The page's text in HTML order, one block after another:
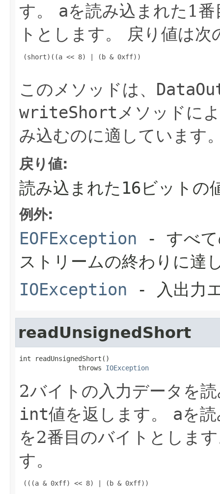
す。
aを読み込まれた1
トとします。
戻り値は次
(short)((a << 8) | (b & 0xff))
このメソッドは、
writeShort メソッドに
み込むのに適しています
戻り値:
読み込まれた16ビットの
例外:
EOFException - すべて
ストリームの終わりに達
IOException - 入出力
readUnsignedShort
int readUnsignedShort()
               throws
IOException
2バイトの入力データを
int値を返します。 aを
を2番目のバイトとしま
す。
(((a & 0xff) << 8) | (b & 0xff))